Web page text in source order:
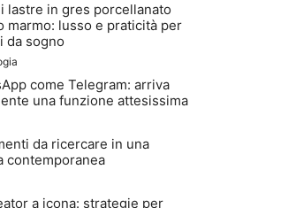
lastre in gres porcellanato
marmo: lusso e praticità per
da sogno
come Telegram: arriva
una funzione attesissima
da ricercare in una
contemporanea
a icona: strategie per